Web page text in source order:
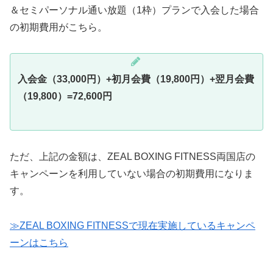
＆セミパーソナル通い放題（1枠）プランで入会した場合
の初期費用がこちら。
入会金（33,000円）+初月会費（19,800円）+翌月会費
（19,800）=72,600円
ただ、上記の金額は、ZEAL BOXING FITNESS両国店の
キャンペーンを利用していない場合の初期費用になりま
す。
≫ZEAL BOXING FITNESSで現在実施しているキャンペ
ーンはこちら